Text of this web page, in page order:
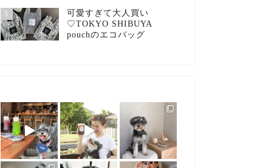
5
可愛すぎて大人買い
♡TOKYO SHIBUYA
pouchのエコバッグ